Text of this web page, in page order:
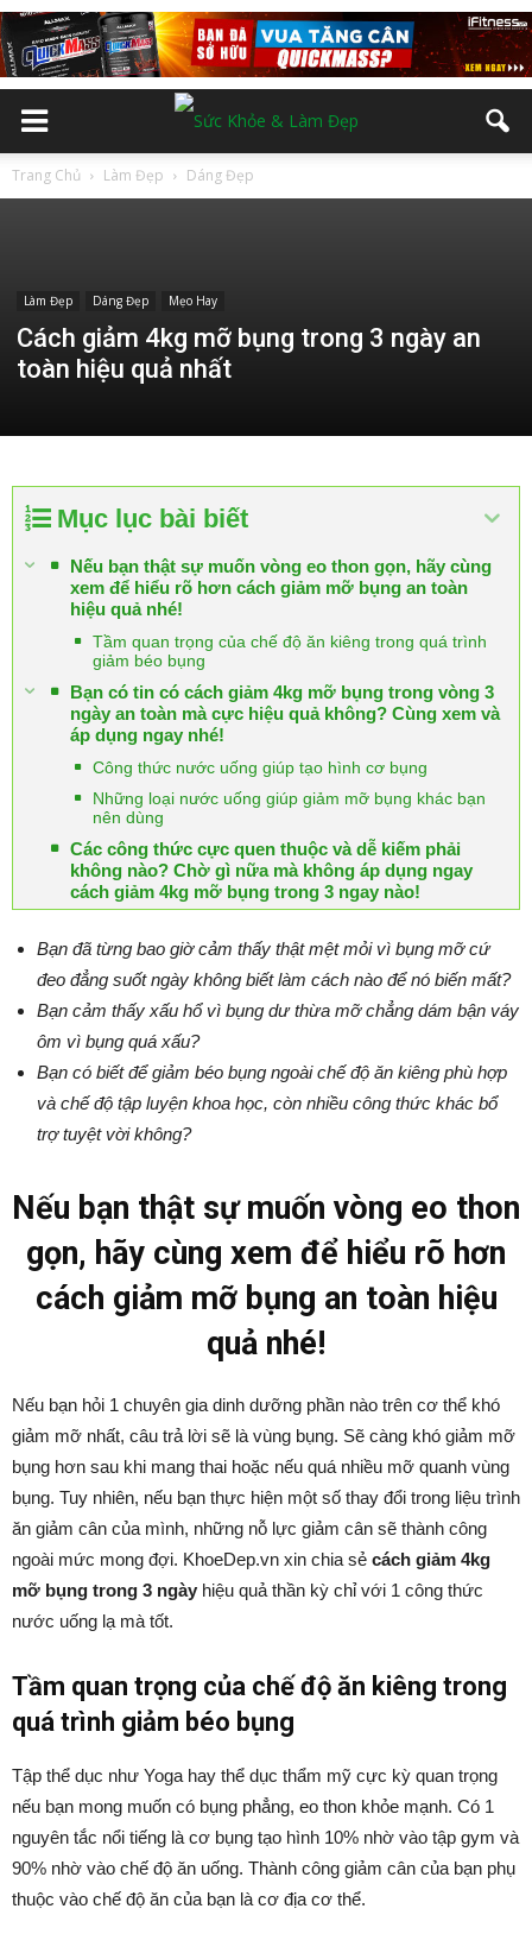
Trang Chủ Làm Đẹp Dáng Đẹp
Làm Đẹp Dáng Đẹp Mẹo Hay
Cách giảm 4kg mỡ bụng trong 3 ngày an
toàn hiệu quả nhất
Mục lục bài biết
Nếu bạn thật sự muốn vòng eo thon gọn, hãy cùng
xem để hiểu rõ hơn cách giảm mỡ bụng an toàn
hiệu quả nhé!
Tầm quan trọng của chế độ ăn kiêng trong quá trình
giảm béo bụng
Bạn có tin có cách giảm 4kg mỡ bụng trong vòng 3
ngày an toàn mà cực hiệu quả không? Cùng xem và
áp dụng ngay nhé!
Công thức nước uống giúp tạo hình cơ bụng
Những loại nước uống giúp giảm mỡ bụng khác bạn
nên dùng
Các công thức cực quen thuộc và dễ kiếm phải
không nào? Chờ gì nữa mà không áp dụng ngay
cách giảm 4kg mỡ bụng trong 3 ngay nào!
Bạn đã từng bao giờ cảm thấy thật mệt mỏi vì bụng mỡ cứ
đeo đẳng suốt ngày không biết làm cách nào để nó biến mất?
Bạn cảm thấy xấu hổ vì bụng dư thừa mỡ chẳng dám bận váy
ôm vì bụng quá xấu?
Bạn có biết để giảm béo bụng ngoài chế độ ăn kiêng phù hợp
và chế độ tập luyện khoa học, còn nhiều công thức khác bổ
trợ tuyệt vời không?
Nếu bạn thật sự muốn vòng eo thon
gọn, hãy cùng xem để hiểu rõ hơn
cách giảm mỡ bụng an toàn hiệu
quả nhé!
Nếu bạn hỏi 1 chuyên gia dinh dưỡng phần nào trên cơ thể khó
giảm mỡ nhất, câu trả lời sẽ là vùng bụng. Sẽ càng khó giảm mỡ
bụng hơn sau khi mang thai hoặc nếu quá nhiều mỡ quanh vùng
bụng. Tuy nhiên, nếu bạn thực hiện một số thay đổi trong liệu trình
ăn giảm cân của mình, những nỗ lực giảm cân sẽ thành công
ngoài mức mong đợi. KhoeDep.vn xin chia sẻ cách giảm 4kg
mỡ bụng trong 3 ngày hiệu quả thần kỳ chỉ với 1 công thức
nước uống lạ mà tốt.
Tầm quan trọng của chế độ ăn kiêng trong
quá trình giảm béo bụng
Tập thể dục như Yoga hay thể dục thẩm mỹ cực kỳ quan trọng
nếu bạn mong muốn có bụng phẳng, eo thon khỏe mạnh. Có 1
nguyên tắc nổi tiếng là cơ bụng tạo hình 10% nhờ vào tập gym và
90% nhờ vào chế độ ăn uống. Thành công giảm cân của bạn phụ
thuộc vào chế độ ăn của bạn là cơ địa cơ thể.